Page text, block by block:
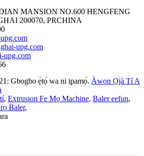
MANSION NO.600 HENGFENG
200070, PRCHINA
upg.com
upg.com
Gbogbo ẹ̀tọ́ wa ni ipamọ́. Àwọn Ọjà Tí A
, Extrusion Fe Mọ Machine, Baler eefun,
Baler,